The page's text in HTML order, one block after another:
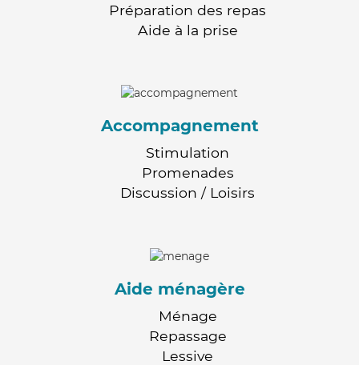
Préparation des repas
Aide à la prise
Accompagnement
Stimulation
Promenades
Discussion / Loisirs
Aide ménagère
Ménage
Repassage
Lessive